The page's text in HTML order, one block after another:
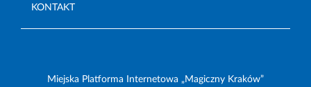
KONTAKT
Miejska Platforma Internetowa „Magiczny Kraków”